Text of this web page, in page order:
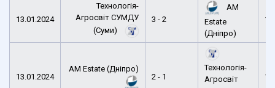
13.01.2024
Технологія-
Агросвіт СУМДУ
(Суми)
3 - 2
AM
Estate
(Дніпро)
13.01.2024
AM Estate (Дніпро)
2 - 1
Технологія-
Агросвіт